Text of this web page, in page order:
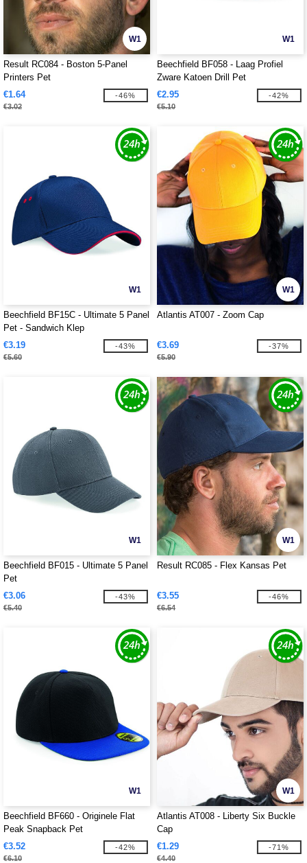
W1
Result RC084 - Boston 5-Panel
Printers Pet
€1.64
€3.02
-46%
W1
Beechfield BF058 - Laag Profiel
Zware Katoen Drill Pet
€2.95
€5.10
-42%
W1
Beechfield BF15C - Ultimate 5 Panel
Pet - Sandwich Klep
€3.19
€5.60
-43%
W1
Atlantis AT007 - Zoom Cap
€3.69
€5.90
-37%
W1
Beechfield BF015 - Ultimate 5 Panel
Pet
€3.06
€5.40
-43%
W1
Result RC085 - Flex Kansas Pet
€3.55
€6.54
-46%
W1
Beechfield BF660 - Originele Flat
Peak Snapback Pet
€3.52
€6.10
-42%
W1
Atlantis AT008 - Liberty Six Buckle
Cap
€1.29
€4.40
-71%